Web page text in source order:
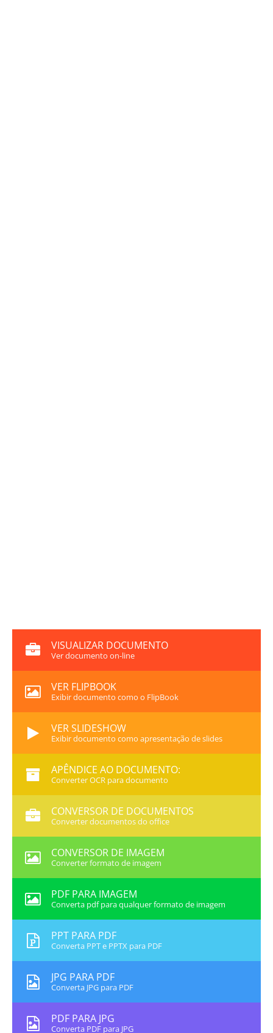
VISUALIZAR DOCUMENTO
Ver documento on-line
VER FLIPBOOK
Exibir documento como o FlipBook
VER SLIDESHOW
Exibir documento como apresentação de slides
APÊNDICE AO DOCUMENTO:
Converter OCR para documento
CONVERSOR DE DOCUMENTOS
Converter documentos do office
CONVERSOR DE IMAGEM
Converter formato de imagem
PDF PARA IMAGEM
Converta pdf para qualquer formato de imagem
PPT PARA PDF
Converta PPT e PPTX para PDF
JPG PARA PDF
Converta JPG para PDF
PDF PARA JPG
Converta PDF para JPG